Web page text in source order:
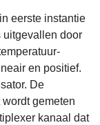
eerste instantie
uitgevallen door
en positief.
De
gemeten
kanaal dat